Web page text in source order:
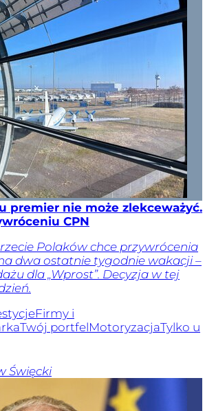
premier nie może zlekceważyć.
CPN
Polaków chce przywrócenia
dwa ostatnie tygodnie wakacji –
dla „Wprost”. Decyzja w tej
Firmy i
Twój portfelMotoryzacjaTylko u
Święcki